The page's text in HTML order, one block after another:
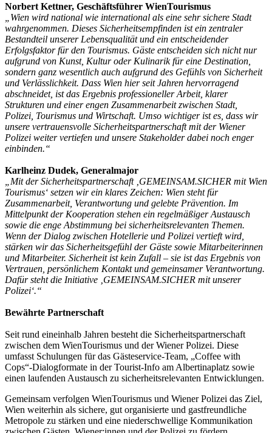
Norbert Kettner, Geschäftsführer WienTourismus
„Wien wird national wie international als eine sehr sichere Stadt
wahrgenommen. Dieses Sicherheitsempfinden ist ein zentraler
Bestandteil unserer Lebensqualität und ein entscheidender
Erfolgsfaktor für den Tourismus. Gäste entscheiden sich nicht nur
aufgrund von Kunst, Kultur oder Kulinarik für eine Destination,
sondern ganz wesentlich auch aufgrund des Gefühls von Sicherheit
und Verlässlichkeit. Dass Wien hier seit Jahren hervorragend
abschneidet, ist das Ergebnis professioneller Arbeit, klarer
Strukturen und einer engen Zusammenarbeit zwischen Stadt,
Polizei, Tourismus und Wirtschaft. Umso wichtiger ist es, dass wir
unsere vertrauensvolle Sicherheitspartnerschaft mit der Wiener
Polizei weiter vertiefen und unsere Stakeholder dabei noch enger
einbinden.“
Karlheinz Dudek, Generalmajor
„Mit der Sicherheitspartnerschaft ‚GEMEINSAM.SICHER mit Wien
Tourismus‘ setzen wir ein klares Zeichen: Wien steht für
Zusammenarbeit, Verantwortung und gelebte Prävention. Im
Mittelpunkt der Kooperation stehen ein regelmäßiger Austausch
sowie die enge Abstimmung bei sicherheitsrelevanten Themen.
Wenn der Dialog zwischen Hotellerie und Polizei vertieft wird,
stärken wir das Sicherheitsgefühl der Gäste sowie Mitarbeiterinnen
und Mitarbeiter. Sicherheit ist kein Zufall – sie ist das Ergebnis von
Vertrauen, persönlichem Kontakt und gemeinsamer Verantwortung.
Dafür steht die Initiative ‚GEMEINSAM.SICHER mit unserer
Polizei‘.“
Bewährte Partnerschaft
Seit rund eineinhalb Jahren besteht die Sicherheitspartnerschaft
zwischen dem WienTourismus und der Wiener Polizei. Diese
umfasst Schulungen für das Gästeservice-Team, „Coffee with
Cops“-Dialogformate in der Tourist-Info am Albertinaplatz sowie
einen laufenden Austausch zu sicherheitsrelevanten Entwicklungen.
Gemeinsam verfolgen WienTourismus und Wiener Polizei das Ziel,
Wien weiterhin als sichere, gut organisierte und gastfreundliche
Metropole zu stärken und eine niederschwellige Kommunikation